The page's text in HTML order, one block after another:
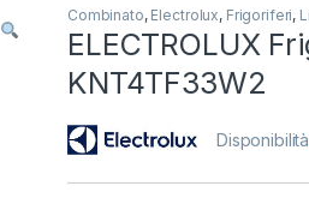
Combinato, Electrolux, Frigoriferi,
ELECTROLUX
KNT4TF33W2
Disponibilità